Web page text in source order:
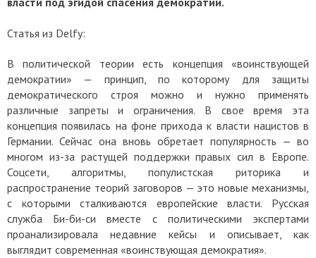
Статья из Delfy:
В политической теории есть концепция «воинствующей
демократии» — принцип, по которому для защиты
демократического строя можно и нужно применять
различные запреты и ограничения. В свое время эта
концепция появилась на фоне прихода к власти нацистов в
Германии. Сейчас она вновь обретает популярность — во
многом из-за растущей поддержки правых сил в Европе.
Соцсети, алгоритмы, популистская риторика и
распространение теорий заговоров — это новые механизмы,
с которыми сталкиваются европейские власти. Русская
служба Би-би-си вместе с политическими экспертами
проанализировала недавние кейсы и описывает, как
выглядит современная «воинствующая демократия».